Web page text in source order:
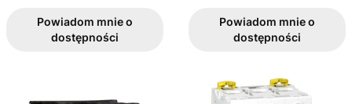
Powiadom mnie o
dostępności
Powiadom mnie o
dostępności